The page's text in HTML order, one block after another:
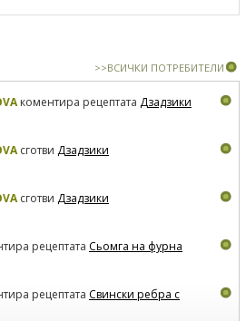
>>ВСИЧКИ ПОТРЕБИТЕЛИ
коментира рецептата Дзадзики
сготви Дзадзики
сготви Дзадзики
рецептата Сьомга на фурна
рецептата Свински ребра с